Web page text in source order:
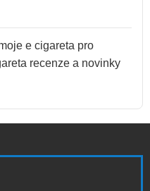
e cigareta pro
recenze a novinky